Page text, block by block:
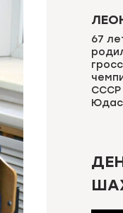
67
СССР